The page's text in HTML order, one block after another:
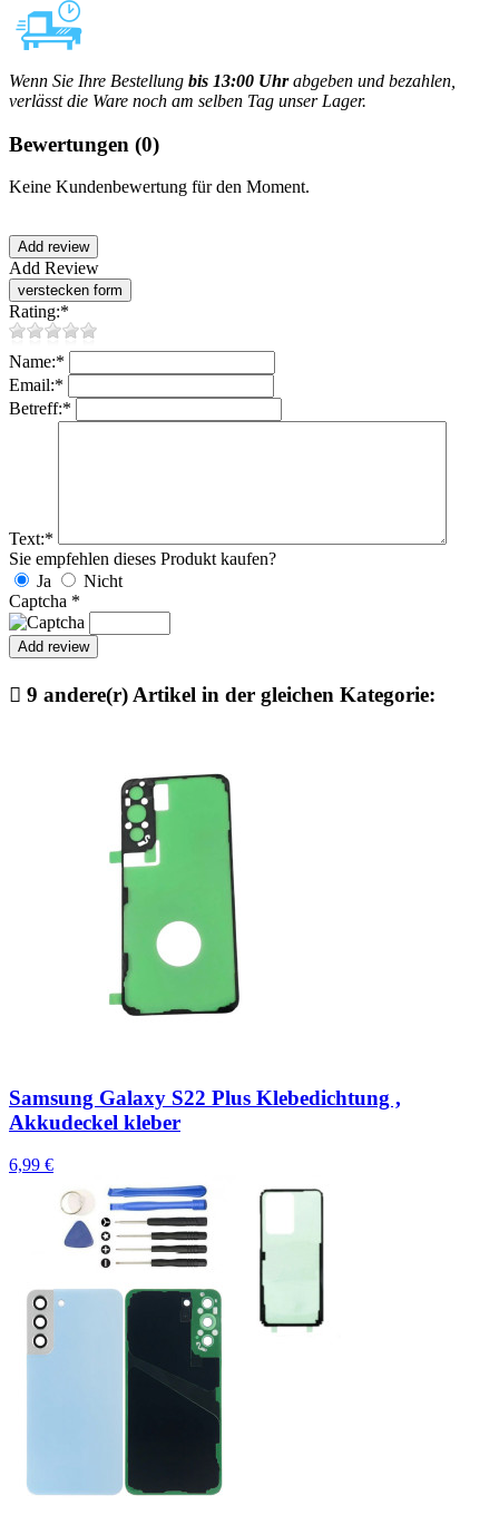
Wenn Sie Ihre Bestellung bis 13:00 Uhrabgeben und bezahlen,
verlässt die Ware noch am selben Tag unser Lager.
Bewertungen (0)
Keine Kundenbewertung für den Moment.
Add Review
Rating:*
Name:*
Email:*
Betreff:*
Text:*
Sie empfehlen dieses Produkt kaufen?
Ja
Nicht
Captcha *
 9 andere(r) Artikel in der gleichen Kategorie:
Samsung Galaxy S22 Plus Klebedichtung ,
Akkudeckel kleber
6,99 €